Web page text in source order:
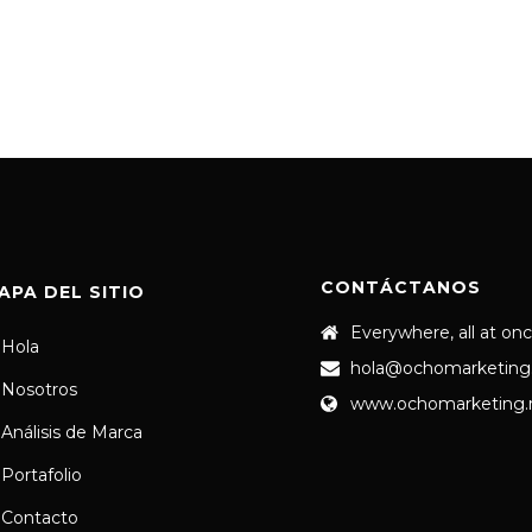
DEL SITIO
Hola
Nosotros
Análisis de Marca
Portafolio
Contacto
CONTÁCTANOS
Everywhere, all at